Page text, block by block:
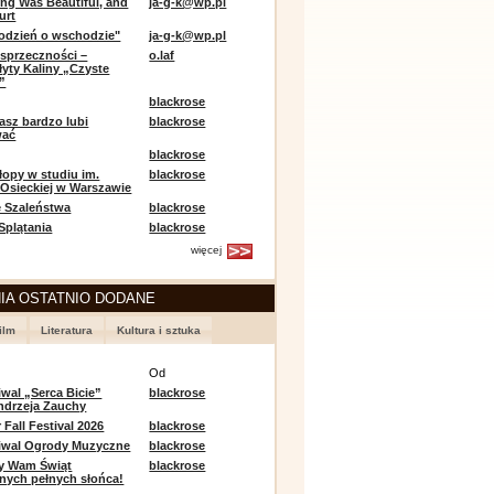
o wschodzie"
ja-g-k@wp.pl
–
Kaliny „Czyste
o.laf
blackrose
bardzo lubi
blackrose
blackrose
w studiu im.
w Warszawie
blackrose
Szaleństwa
blackrose
blackrose
więcej
OSTATNIO DODANE
Literatura Kultura i sztuka
Od
„Serca Bicie”
Zauchy
blackrose
Fall Festival 2026
blackrose
Ogrody Muzyczne
blackrose
Wam Świąt
pełnych słońca!
blackrose